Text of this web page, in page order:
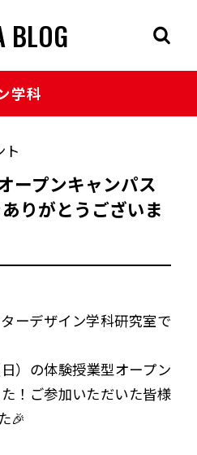
BLOG
学科
ト
ープンキャンパス
りがとうございま
ーデザイン学科研究室で
）の体験授業型オープン
！ご参加いただいた皆様
🎉